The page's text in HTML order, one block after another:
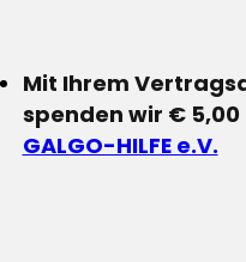
Mit Ihrem
spenden wir € 5,00
GALGO-HILFE e.V.